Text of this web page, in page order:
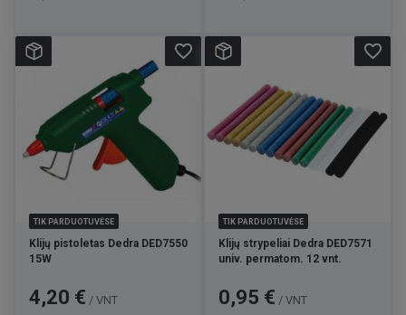
TIK PARDUOTUVĖSE
Klijų pistoletas Dedra DED7550
15W
Kaina
4,20 € / VNT
favorite_border
TIK PARDUOTUVĖSE
Klijų strypeliai Dedra DED7571
univ. permatom. 12 vnt.
Kaina
0,95 € / VNT
favorite_border